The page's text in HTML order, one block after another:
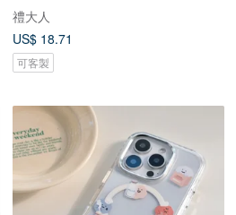
禮大人
US$ 18.71
可客製